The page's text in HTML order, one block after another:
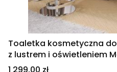
Toaletka kosmetyczna
z lustrem i oświetleniem
Cena